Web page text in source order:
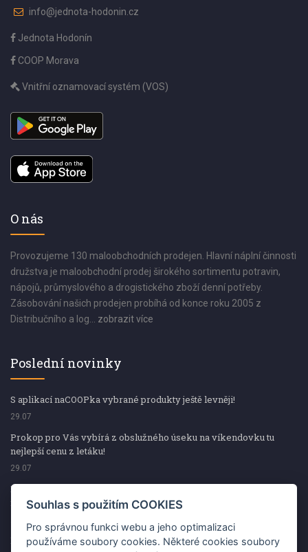
info@jednota-hodonin.cz
Jednota Hodonín
COOP Morava
Vnitřní oznamovací systém (VOS)
O nás
Provozujeme 130 maloobchodních prodejen. Hlavní náplní činnosti
družstva je maloobchodní prodej širokého sortimentu potravin,
nápojů, průmyslového a drogistického zboží denní potřeby.
Zásobování našich prodejen probíhá od konce roku 2005 z
Distribučního a log... zobrazit více
Poslední novinky
S aplikací naCOOPka vybrané produkty ještě levněji!
29.07
Prokop pro Vás vybírá z obslužného úseku na víkendovku tu
nejlepší cenu z letáku!
29.07
Prokop pro Vás vybírá z obslužného úseku na víkendovku tu
nejlepší cenu z letáku!
Kup špekáčky od Váhaly a vyhraj s naCOOPkou sekerku Fiskars
Souhlas s použitím COOKIES
Pro správnou funkci webu a jeho optimalizaci
používáme soubory cookies. Některé cookies soubory